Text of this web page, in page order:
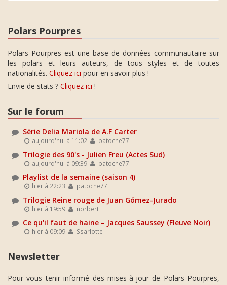
Polars Pourpres
Polars Pourpres est une base de données communautaire sur
les polars et leurs auteurs, de tous styles et de toutes
nationalités. Cliquez ici pour en savoir plus !
Envie de stats ? Cliquez ici !
Sur le forum
Série Delia Mariola de A.F Carter
aujourd'hui à 11:02 patoche77
Trilogie des 90's - Julien Freu (Actes Sud)
aujourd'hui à 09:39 patoche77
Playlist de la semaine (saison 4)
hier à 22:23 patoche77
Trilogie Reine rouge de Juan Gómez-Jurado
hier à 19:59 norbert
Ce qu'il faut de haine – Jacques Saussey (Fleuve Noir)
hier à 09:09 Ssarlotte
Newsletter
Pour vous tenir informé des mises-à-jour de Polars Pourpres,